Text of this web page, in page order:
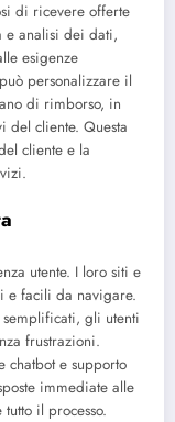
di ricevere offerte
e analisi dei dati,
esigenze
personalizzare il
di rimborso, in
del cliente. Questa
cliente e la
utente. I loro siti e
e facili da navigare.
gli utenti
frustrazioni.
chatbot e supporto
immediate alle
il processo.